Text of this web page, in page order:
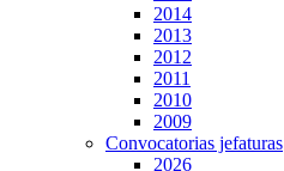
2014
2013
2012
2011
2010
2009
Convocatorias jefaturas
2026